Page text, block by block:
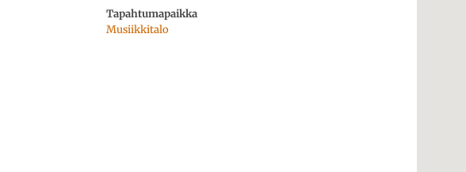
Tapahtumapaikka
Musiikkitalo